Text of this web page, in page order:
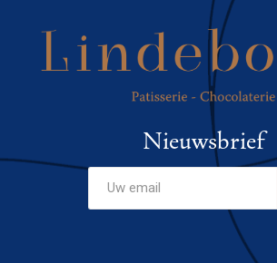
Nieuwsbrief